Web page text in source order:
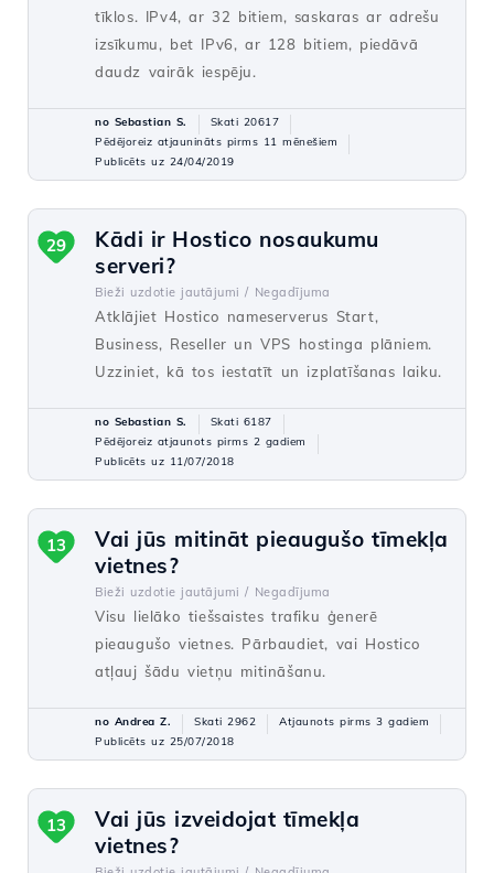
tīklos. IPv4, ar 32 bitiem, saskaras ar adrešu
izsīkumu, bet IPv6, ar 128 bitiem, piedāvā
daudz vairāk iespēju.
no Sebastian S.
Skati 20617
Pēdējoreiz atjaunināts pirms 11 mēnešiem
Publicēts uz 24/04/2019
Kādi ir Hostico nosaukumu
serveri?
Bieži uzdotie jautājumi / Negadījuma
Atklājiet Hostico nameserverus Start,
Business, Reseller un VPS hostinga plāniem.
Uzziniet, kā tos iestatīt un izplatīšanas laiku.
29
no Sebastian S.
Skati 6187
Pēdējoreiz atjaunots pirms 2 gadiem
Publicēts uz 11/07/2018
Vai jūs mitināt pieaugušo tīmekļa
vietnes?
Bieži uzdotie jautājumi / Negadījuma
Visu lielāko tiešsaistes trafiku ģenerē
pieaugušo vietnes. Pārbaudiet, vai Hostico
atļauj šādu vietņu mitināšanu.
13
no Andrea Z. Skati 2962
Atjaunots pirms 3 gadiem
Publicēts uz 25/07/2018
Vai jūs izveidojat tīmekļa
vietnes?
13